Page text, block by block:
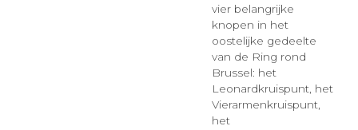
vier belangrijke
knopen in het
oostelijke gedeelte
van de Ring rond
Brussel: het
Leonardkruispunt, het
Vierarmenkruispunt,
het